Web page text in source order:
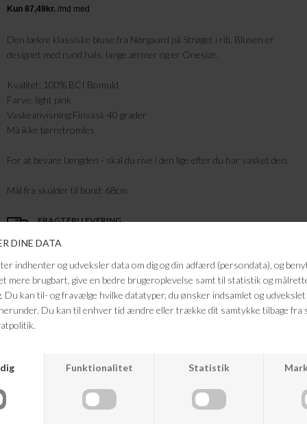
Den lækre klassiske bluse fra Nørgaard på Strøget i rib. Blusen er
designet med rund hals, lange ærmer og er Onesize.
Kvalitet: 100% BCI Bomuld
Farve: light pink
Vaskeanvisning:Finvask 40 grader
Må ikke tørretromles
For at bevare længden - skal du rive i den lige efter du har vasket den.
Mål fra skulder til bund: 68cm
FRAGTFRI LEVERING
RETURRET
KUNDESERVICE
+46 86 60 21 22
ANDRE KØBTE OGSÅ